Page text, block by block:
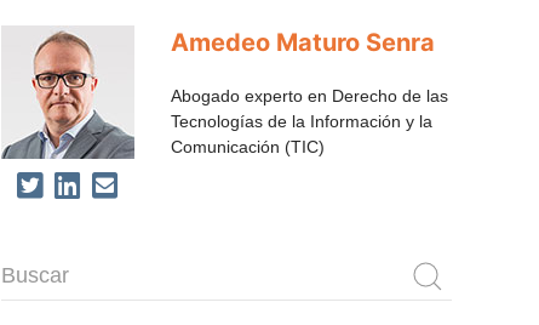
Amedeo Maturo Senra
Abogado experto en Derecho de las
Tecnologías de la Información y la
Comunicación (TIC)